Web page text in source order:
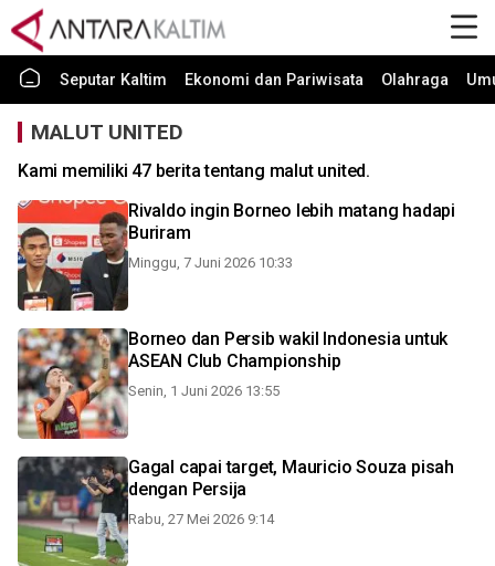
Seputar Kaltim Ekonomi dan Pariwisata Olahraga
MALUT UNITED
Kami memiliki 47 berita tentang malut united.
Rivaldo ingin Borneo lebih matang hadapi
Buriram
Minggu, 7 Juni 2026 10:33
Borneo dan Persib wakil Indonesia untuk
ASEAN Club Championship
Senin, 1 Juni 2026 13:55
Gagal capai target, Mauricio Souza pisah
dengan Persija
Rabu, 27 Mei 2026 9:14